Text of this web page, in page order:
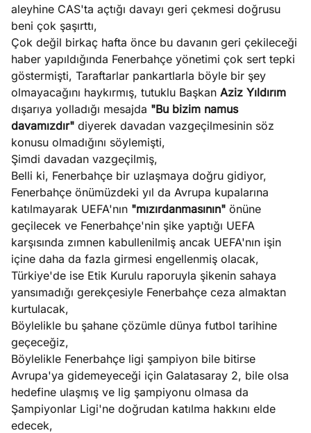
Ağustos
5, 2026
stok
caiz
Köşe
Yazıları
Spor
Yazıları
aleyhine CAS'ta açtığı davayı geri çekmesi doğrusu
beni çok şaşırttı,
Çok değil birkaç hafta önce bu davanın geri çekileceği
haber yapıldığında Fenerbahçe yönetimi çok sert tepki
göstermişti, Taraftarlar pankartlarla böyle bir şey
olmayacağını haykırmış, tutuklu Başkan Aziz Yıldırım
dışarıya yolladığı mesajda "Bu bizim namus
davamızdır" diyerek davadan vazgeçilmesinin söz
konusu olmadığını söylemişti,
Şimdi davadan vazgeçilmiş,
Belli ki, Fenerbahçe bir uzlaşmaya doğru gidiyor,
Fenerbahçe önümüzdeki yıl da Avrupa kupalarına
katılmayarak UEFA'nın "mızırdanmasının" önüne
geçilecek ve Fenerbahçe'nin şike yaptığı UEFA
karşısında zımnen kabullenilmiş ancak UEFA'nın işin
içine daha da fazla girmesi engellenmiş olacak,
Türkiye'de ise Etik Kurulu raporuyla şikenin sahaya
yansımadığı gerekçesiyle Fenerbahçe ceza almaktan
kurtulacak,
Böylelikle bu şahane çözümle dünya futbol tarihine
geçeceğiz,
Böylelikle Fenerbahçe ligi şampiyon bile bitirse
Avrupa'ya gidemeyeceği için Galatasaray 2, bile olsa
hedefine ulaşmış ve lig şampiyonu olmasa da
Şampiyonlar Ligi'ne doğrudan katılma hakkını elde
edecek,